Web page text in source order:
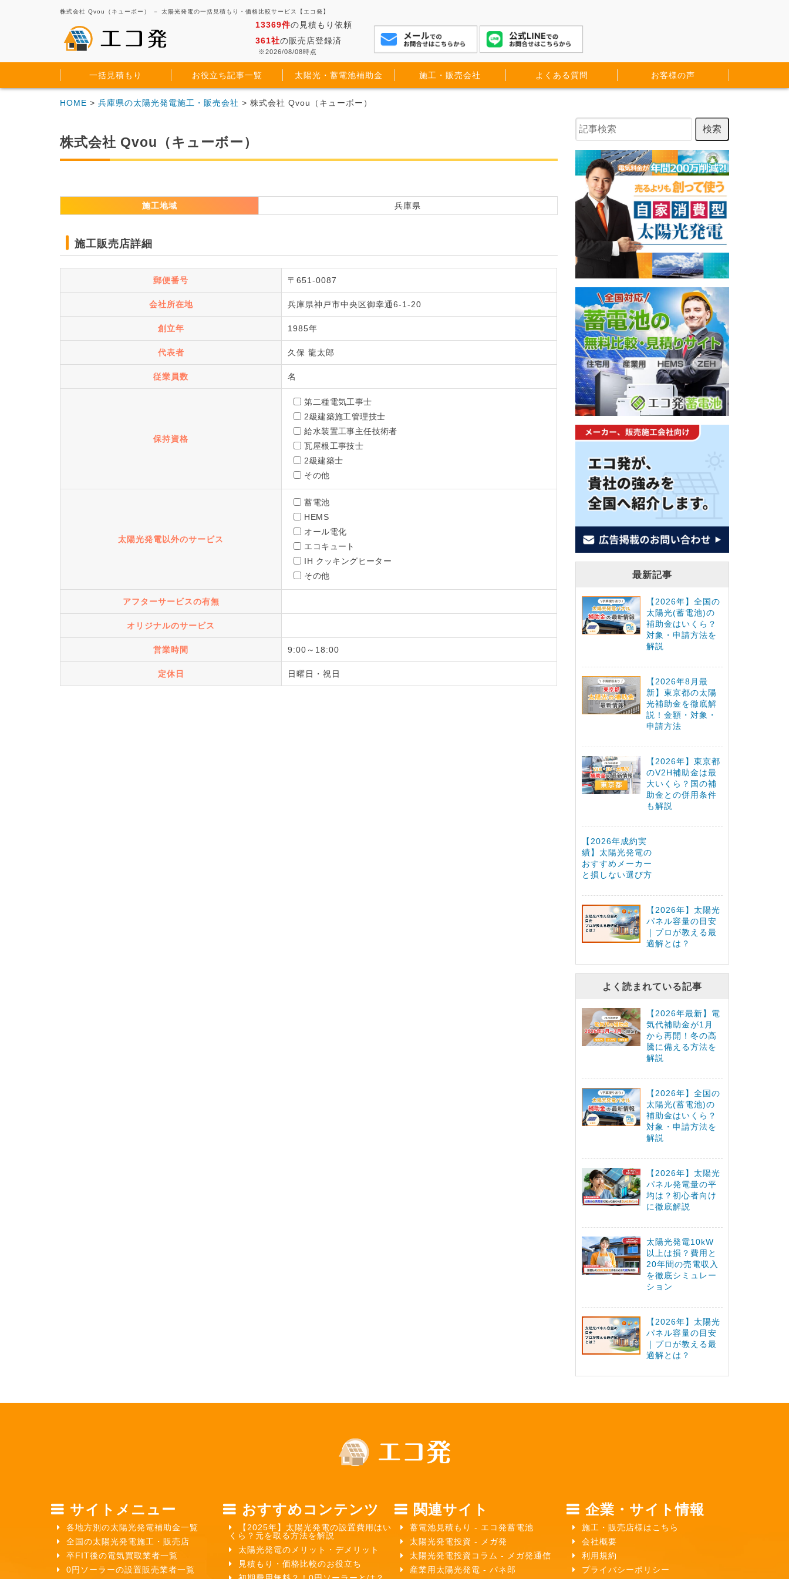
株式会社 Qvou（キューボー） － 太陽光発電の一括見積もり・価格比較サービス【エコ発】
13369件の見積もり依頼
361社の販売店登録済
※2026/08/08時点
一括見積もり お役立ち記事一覧 太陽光・蓄電池補助金 施工・販売会社 よくある質問 お客様の声
HOME > 兵庫県の太陽光発電施工・販売会社 > 株式会社 Qvou（キューボー）
株式会社 Qvou（キューボー）
施工地域 兵庫県
施工販売店詳細
郵便番号 〒651-0087
会社所在地 兵庫県神戸市中央区御幸通6-1-20
創立年 1985年
代表者 久保 龍太郎
従業員数 名
保持資格
第二種電気工事士
2級建築施工管理技士
給水装置工事主任技術者
瓦屋根工事技士
2級建築士
その他
太陽光発電以外のサービス
蓄電池
HEMS
オール電化
エコキュート
IH クッキングヒーター
その他
アフターサービスの有無
オリジナルのサービス
営業時間 9:00～18:00
定休日 日曜日・祝日
最新記事
【2026年】全国の
太陽光(蓄電池)の
補助金はいくら？
対象・申請方法を
解説
【2026年8月最
新】東京都の太陽
光補助金を徹底解
説！金額・対象・
申請方法
【2026年】東京都
のV2H補助金は最
大いくら？国の補
助金との併用条件
も解説
【2026年成約実
績】太陽光発電の
おすすめメーカー
と損しない選び方
【2026年】太陽光
パネル容量の目安
｜プロが教える最
適解とは？
よく読まれている記事
【2026年最新】電
気代補助金が1月
から再開！冬の高
騰に備える方法を
解説
【2026年】全国の
太陽光(蓄電池)の
補助金はいくら？
対象・申請方法を
解説
【2026年】太陽光
パネル発電量の平
均は？初心者向け
に徹底解説
太陽光発電10kW
以上は損？費用と
20年間の売電収入
を徹底シミュレー
ション
【2026年】太陽光
パネル容量の目安
｜プロが教える最
適解とは？
サイトメニュー
各地方別の太陽光発電補助金一覧
全国の太陽光発電施工・販売店
卒FIT後の電気買取業者一覧
0円ソーラーの設置販売業者一覧
おすすめコンテンツ
【2025年】太陽光発電の設置費用はい
くら？元を取る方法を解説
太陽光発電のメリット・デメリット
見積もり・価格比較のお役立ち
関連サイト
蓄電池見積もり - エコ発蓄電池
太陽光発電投資 - メガ発
太陽光発電投資コラム - メガ発通信
産業用太陽光発電 - パネ郎
企業・サイト情報
施工・販売店様はこちら
会社概要
利用規約
プライバシーポリシー